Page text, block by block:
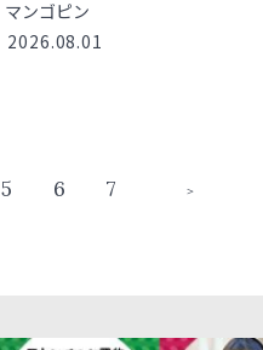
マンゴピン
2026.08.01
5 6 7 ＞